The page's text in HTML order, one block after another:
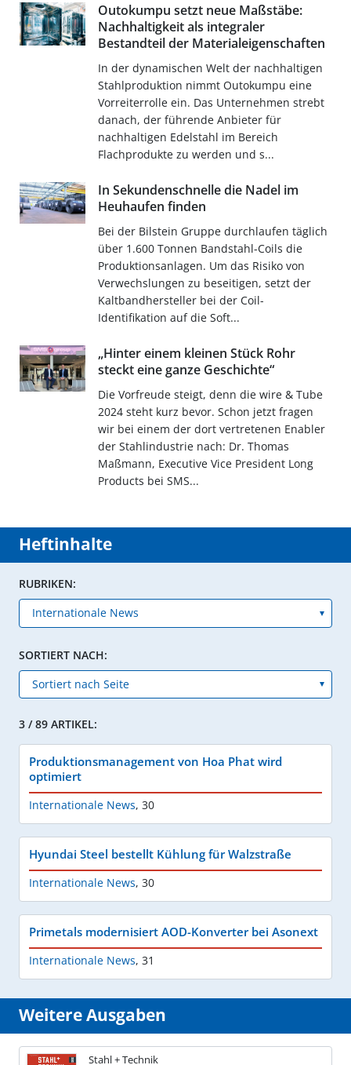
Outokumpu setzt neue Maßstäbe:
Nachhaltigkeit als integraler
Bestandteil der Materialeigenschaften
In der dynamischen Welt der nachhaltigen
Stahlproduktion nimmt Outokumpu eine
Vorreiterrolle ein. Das Unternehmen strebt
danach, der führende Anbieter für
nachhaltigen Edelstahl im Bereich
Flachprodukte zu werden und s...
In Sekundenschnelle die Nadel im
Heuhaufen finden
Bei der Bilstein Gruppe durchlaufen täglich
über 1.600 Tonnen Bandstahl-Coils die
Produktionsanlagen. Um das Risiko von
Verwechslungen zu beseitigen, setzt der
Kaltbandhersteller bei der Coil-
Identifikation auf die Soft...
„Hinter einem kleinen Stück Rohr
steckt eine ganze Geschichte“
Die Vorfreude steigt, denn die wire & Tube
2024 steht kurz bevor. Schon jetzt fragen
wir bei einem der dort vertretenen Enabler
der Stahlindustrie nach: Dr. Thomas
Maßmann, Executive Vice President Long
Products bei SMS...
Heftinhalte
RUBRIKEN:
SORTIERT NACH:
3 / 89 ARTIKEL:
Produktionsmanagement von Hoa Phat wird
optimiert
Internationale News, 30
Hyundai Steel bestellt Kühlung für Walzstraße
Internationale News, 30
Primetals modernisiert AOD-Konverter bei Asonext
Internationale News, 31
Weitere Ausgaben
Stahl + Technik